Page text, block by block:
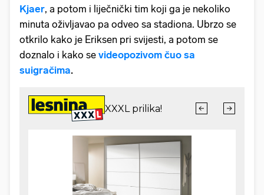
Kjaer, a potom i liječnički tim koji ga je nekoliko
minuta oživljavao pa odveo sa stadiona. Ubrzo se
otkrilo kako je Eriksen pri svijesti, a potom se
doznalo i kako se videopozivom čuo sa
suigračima.